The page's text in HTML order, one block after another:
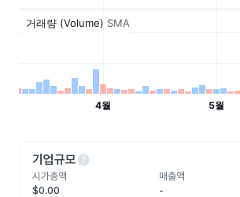
기업규모help
시가총액
$0.00
매출액
-